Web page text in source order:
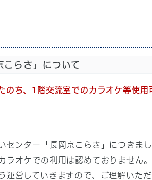
こらさ」について
ち、1階交流室でのカラオケ等使用
ンター「長岡京こらさ」につきま
ラオケでの利用は認めておりません
運営していきますので、ご理解いた